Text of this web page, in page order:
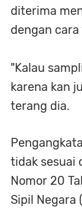
diterima
dengan
"Kalau
karena kan
terang dia.
tidak sesuai
Nomor 20
Sipil Negara